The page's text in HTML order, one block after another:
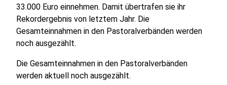
33.000 Euro einnehmen. Damit übertrafen sie ihr
Rekordergebnis von letztem Jahr. Die
Gesamteinnahmen in den Pastoralverbänden werden
noch ausgezählt.
Die Gesamteinnahmen in den Pastoralverbänden
werden aktuell noch ausgezählt.